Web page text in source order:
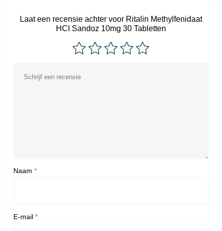
Laat een recensie achter voor Ritalin Methylfenidaat
HCI Sandoz 10mg 30 Tabletten
Naam *
E-mail *